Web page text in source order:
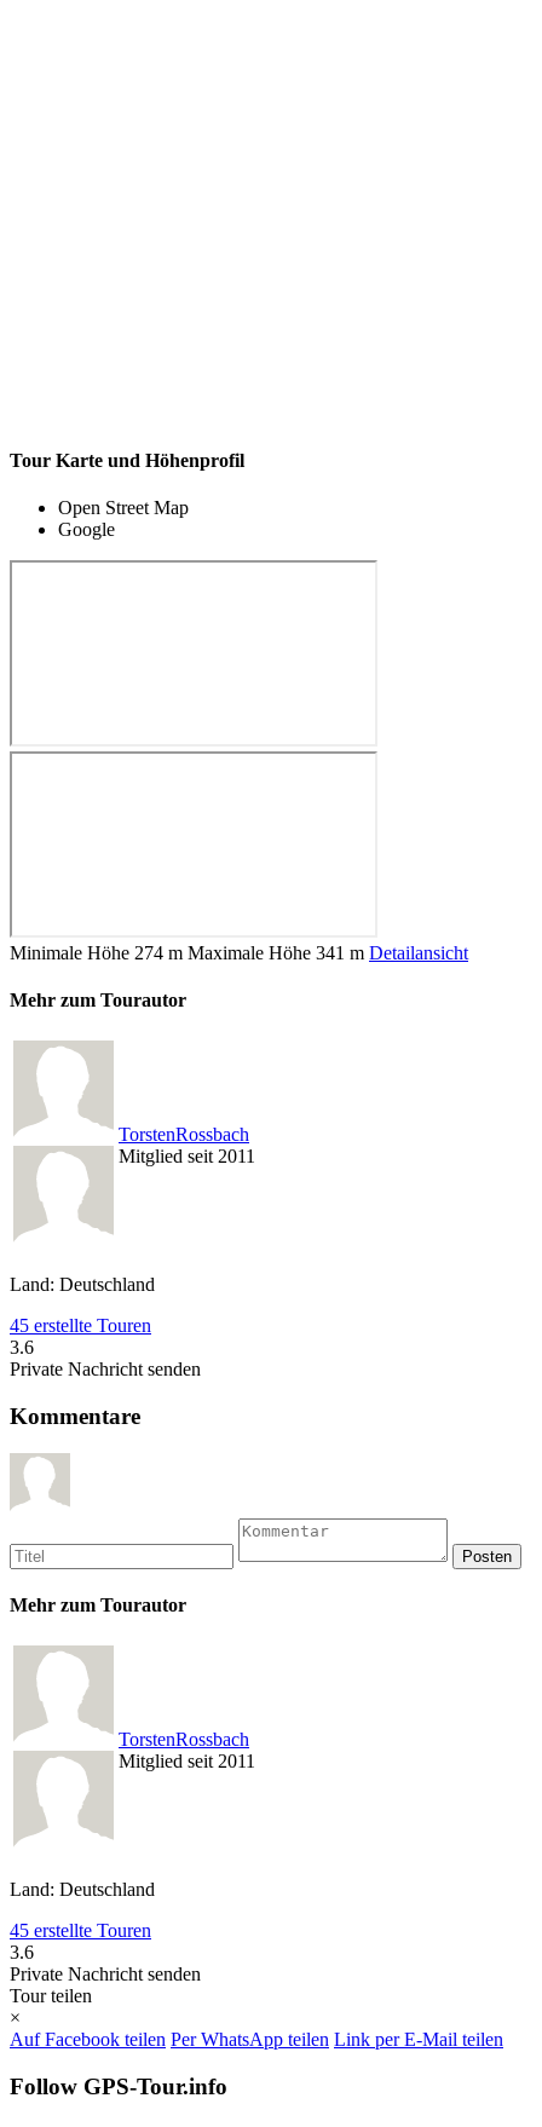
Tour Karte und Höhenprofil
Open Street Map
Google
Minimale Höhe 274 m Maximale Höhe 341 m Detailansicht
Mehr zum Tourautor
TorstenRossbach
Mitglied seit 2011
Land: Deutschland
45 erstellte Touren
3.6
Private Nachricht senden
Kommentare
Mehr zum Tourautor
TorstenRossbach
Mitglied seit 2011
Land: Deutschland
45 erstellte Touren
3.6
Private Nachricht senden
Tour teilen
×
Auf Facebook teilen Per WhatsApp teilen Link per E-Mail teilen
Follow GPS-Tour.info